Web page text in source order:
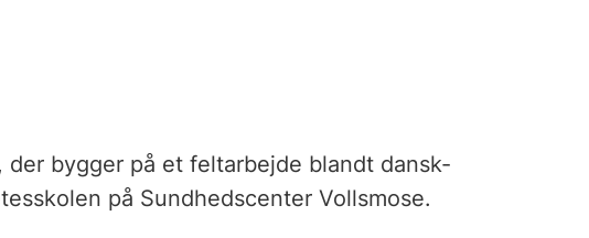
bygger på et feltarbejde blandt dansk-
på Sundhedscenter Vollsmose.